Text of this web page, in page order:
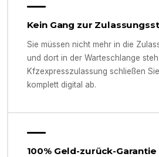
Kein Gang zur
Sie müssen nicht mehr in die
und dort in der Warteschlange
Kfzexpresszulassung schließen
komplett digital ab.
100% Geld-zurück-Garantie